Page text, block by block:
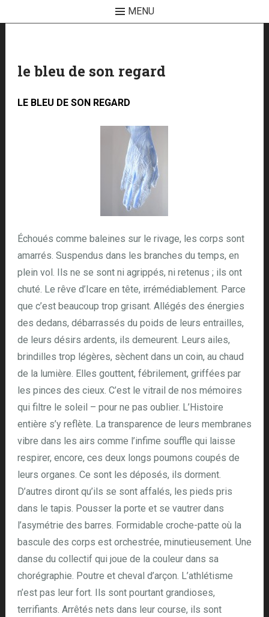
MENU
le bleu de son regard
LE BLEU DE SON REGARD
Échoués comme baleines sur le rivage, les corps sont
amarrés. Suspendus dans les branches du temps, en
plein vol. Ils ne se sont ni agrippés, ni retenus ; ils ont
chuté. Le rêve d’Icare en tête, irrémédiablement. Parce
que c’est beaucoup trop grisant. Allégés des énergies
des dedans, débarrassés du poids de leurs entrailles,
de leurs désirs ardents, ils demeurent. Leurs ailes,
brindilles trop légères, sèchent dans un coin, au chaud
de la lumière. Elles gouttent, fébrilement, griffées par
les pinces des cieux. C’est le vitrail de nos mémoires
qui filtre le soleil – pour ne pas oublier. L’Histoire
entière s’y reflète. La transparence de leurs membranes
vibre dans les airs comme l’infime souffle qui laisse
respirer, encore, ces deux longs poumons coupés de
leurs organes. Ce sont les déposés, ils dorment.
D’autres diront qu’ils se sont affalés, les pieds pris
dans le tapis. Pousser la porte et se vautrer dans
l’asymétrie des barres. Formidable croche-patte où la
bascule des corps est orchestrée, minutieusement. Une
danse du collectif qui joue de la couleur dans sa
chorégraphie. Poutre et cheval d’arçon. L’athlétisme
n’est pas leur fort. Ils sont pourtant grandioses,
terrifiants. Arrêtés nets dans leur course, ils sont